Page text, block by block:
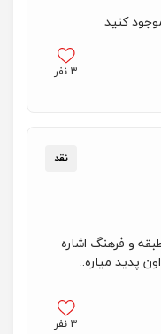
کنید
3نفر
نقد
و فرهنگ اشاره
پدید میاره..
3نفر